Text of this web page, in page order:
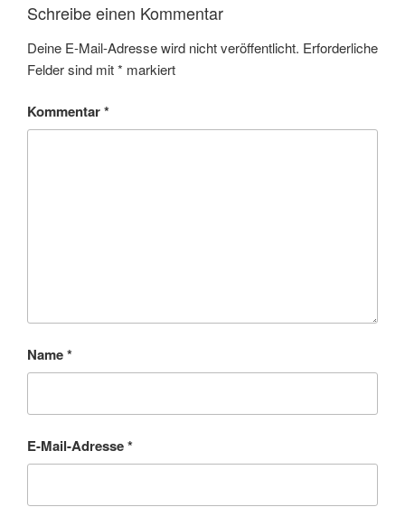
Schreibe einen Kommentar
Deine E-Mail-Adresse wird nicht veröffentlicht. Erforderliche
Felder sind mit* markiert
Kommentar*
Name*
E-Mail-Adresse*